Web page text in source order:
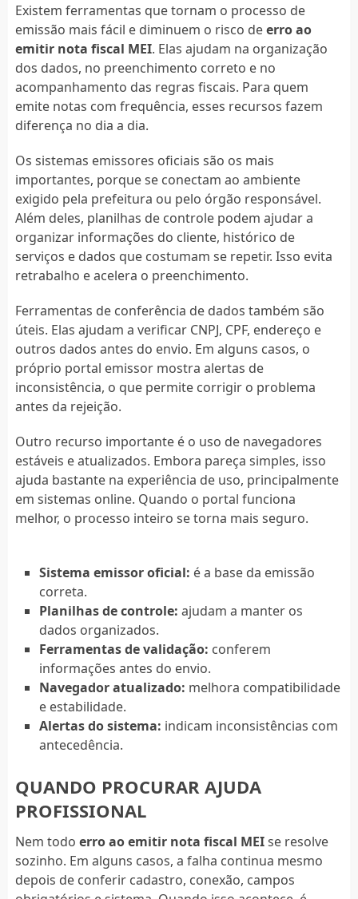
Existem ferramentas que tornam o processo de
emissão mais fácil e diminuem o risco deerro ao
emitir nota fiscal MEI. Elas ajudam na organização
dos dados, no preenchimento correto e no
acompanhamento das regras fiscais. Para quem
emite notas com frequência, esses recursos fazem
diferença no dia a dia.
Os sistemas emissores oficiais são os mais
importantes, porque se conectam ao ambiente
exigido pela prefeitura ou pelo órgão responsável.
Além deles, planilhas de controle podem ajudar a
organizar informações do cliente, histórico de
serviços e dados que costumam se repetir. Isso evita
retrabalho e acelera o preenchimento.
Ferramentas de conferência de dados também são
úteis. Elas ajudam a verificar CNPJ, CPF, endereço e
outros dados antes do envio. Em alguns casos, o
próprio portal emissor mostra alertas de
inconsistência, o que permite corrigir o problema
antes da rejeição.
Outro recurso importante é o uso de navegadores
estáveis e atualizados. Embora pareça simples, isso
ajuda bastante na experiência de uso, principalmente
em sistemas online. Quando o portal funciona
melhor, o processo inteiro se torna mais seguro.
Sistema emissor oficial: é a base da emissão
correta.
Planilhas de controle: ajudam a manter os
dados organizados.
Ferramentas de validação: conferem
informações antes do envio.
Navegador atualizado: melhora compatibilidade
e estabilidade.
Alertas do sistema: indicam inconsistências com
antecedência.
QUANDO PROCURAR AJUDA
PROFISSIONAL
Nem todo erro ao emitir nota fiscal MEIse resolve
sozinho. Em alguns casos, a falha continua mesmo
depois de conferir cadastro, conexão, campos